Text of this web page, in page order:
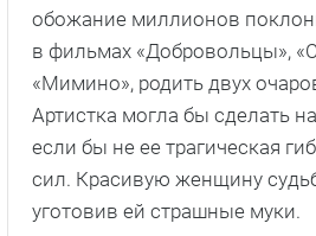
обожание миллионов
в фильмах «Добровольцы»,
«Мимино», родить двух
Артистка могла бы сделать
если бы не ее трагическая
сил. Красивую женщину
уготовив ей страшные муки.